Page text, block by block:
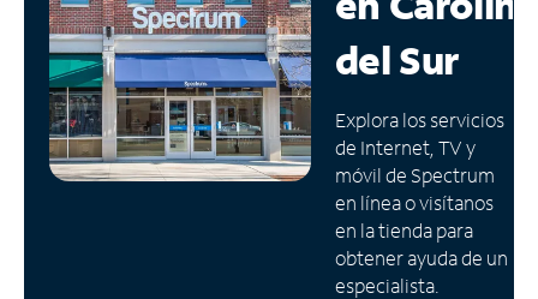
Administrar
cuenta
Encuentra
una
tienda
del Sur
Explora los servicios
de Internet, TV y
móvil de Spectrum
en línea o visítanos
en la tienda para
obtener ayuda de un
especialista.